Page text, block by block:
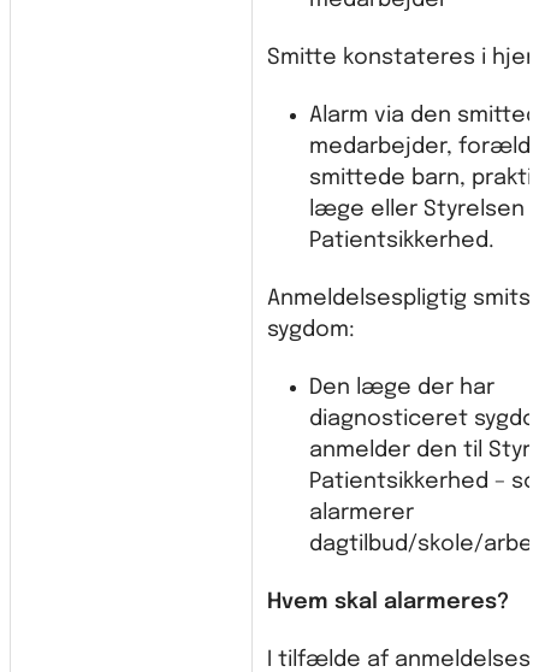
Smitte konstateres i
Alarm via den
medarbejder,
smittede barn,
læge eller Styrelsen
Patientsikkerhed.
Anmeldelsespligtig
sygdom:
Den læge der har
diagnosticeret
anmelder den til
Patientsikkerhed –
alarmerer
dagtilbud/skole/
Hvem skal alarmeres?
I tilfælde af